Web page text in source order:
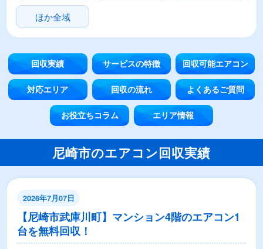
ほか全域
回収実績 サービスの特徴 回収可能エアコン
対応エリア 回収の流れ よくあるご質問
お役立ちコラム エリア情報
尼崎市のエアコン回収実績
2026年7月07日
【尼崎市武庫川町】マンション4階のエアコン1
台を無料回収！